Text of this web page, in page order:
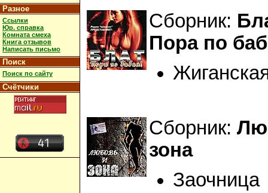
Разное
Ссылки
Юр. справка
Комната смеха
Книга отзывов
Написать письмо
Поиск
Поиск по сайту
Счётчики
Сборник:
Пора по
Сборник:
зона
Заочница